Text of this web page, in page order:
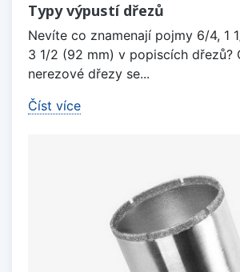
Typy výpustí dřezů
Nevíte co znamenají pojmy 6/4, 1
3 1/2 (92 mm) v popiscích dřezů?
nerezové dřezy se...
Číst více